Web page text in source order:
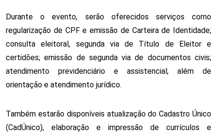
Durante o evento, serão oferecidos serviços como
regularização de CPF e emissão de Carteira de Identidade;
consulta eleitoral, segunda via de Título de Eleitor e
certidões; emissão de segunda via de documentos civis;
atendimento previdenciário e assistencial; além de
orientação e atendimento jurídico.
Também estarão disponíveis atualização do Cadastro Único
(CadÚnico), elaboração e impressão de currículos e